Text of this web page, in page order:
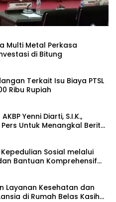
Multi Metal Perkasa
di Bitung
Terkait Isu Biaya PTSL
Ribu Rupiah
Yenni Diarti, S.I.K.,
Pers Untuk Menangkal Berita
Kepedulian Sosial melalui
Bantuan Komprehensif
Layanan Kesehatan dan
di Rumah Belas Kasih